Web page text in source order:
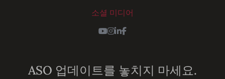
소셜 미디어
Youtube
Instagram
LinkedIn
Facebook
ASO 업데이트를 놓치지 마세요.